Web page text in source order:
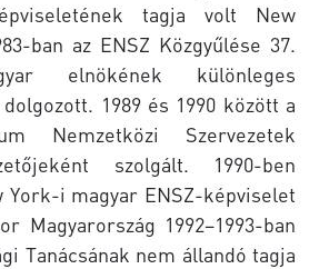
tagja volt New
ban az ENSZ Közgyűlése 37.
elnökének különleges
1989 és 1990 között a
Nemzetközi Szervezetek
szolgált. 1990-ben
York-i magyar ENSZ-képviselet
Magyarország 1992–1993-ban
Tanácsának nem állandó tagja